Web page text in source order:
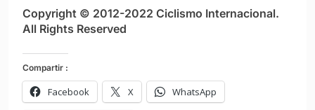
Copyright © 2012-2022 Ciclismo Internacional.
All Rights Reserved
Compartir :
Facebook X WhatsApp